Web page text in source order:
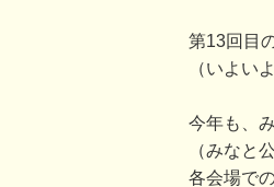
第13回目
（いよい
今年も、
（みなと
各会場で